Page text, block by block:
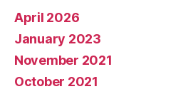
April 2026
January 2023
November 2021
October 2021